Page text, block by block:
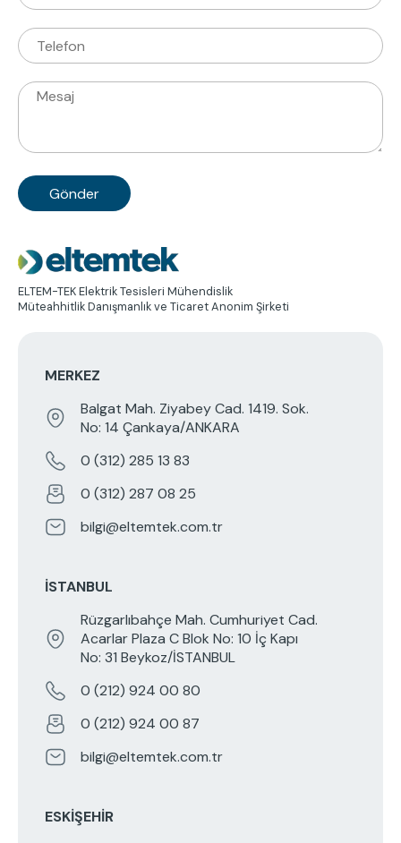
Telefon
Mesaj
Resim
ELTEM-TEK Elektrik Tesisleri Mühendislik
Müteahhitlik Danışmanlık ve Ticaret Anonim Şirketi
MERKEZ
Balgat Mah. Ziyabey Cad. 1419. Sok.
No: 14 Çankaya/ANKARA
0 (312) 285 13 83
0 (312) 287 08 25
bilgi@eltemtek.com.tr
İSTANBUL
Rüzgarlıbahçe Mah. Cumhuriyet Cad.
Acarlar Plaza C Blok No: 10 İç Kapı
No: 31 Beykoz/İSTANBUL
0 (212) 924 00 80
0 (212) 924 00 87
bilgi@eltemtek.com.tr
ESKIŞEHIR